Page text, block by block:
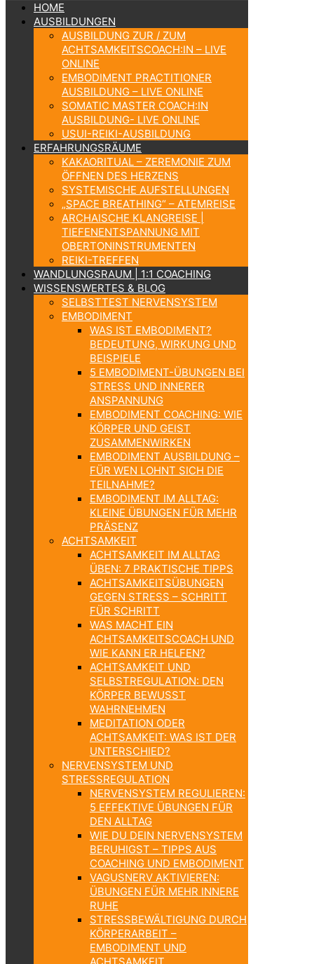
HOME
AUSBILDUNGEN
AUSBILDUNG ZUR / ZUM
ACHTSAMKEITSCOACH:IN – LIVE
ONLINE
EMBODIMENT PRACTITIONER
AUSBILDUNG – LIVE ONLINE
SOMATIC MASTER COACH:IN
AUSBILDUNG- LIVE ONLINE
USUI-REIKI-AUSBILDUNG
ERFAHRUNGSRÄUME
KAKAORITUAL – ZEREMONIE ZUM
ÖFFNEN DES HERZENS
SYSTEMISCHE AUFSTELLUNGEN
„SPACE BREATHING“ – ATEMREISE
ARCHAISCHE KLANGREISE |
TIEFENENTSPANNUNG MIT
OBERTONINSTRUMENTEN
REIKI-TREFFEN
WANDLUNGSRAUM | 1:1 COACHING
WISSENSWERTES & BLOG
SELBSTTEST NERVENSYSTEM
EMBODIMENT
WAS IST EMBODIMENT?
BEDEUTUNG, WIRKUNG UND
BEISPIELE
5 EMBODIMENT-ÜBUNGEN BEI
STRESS UND INNERER
ANSPANNUNG
EMBODIMENT COACHING: WIE
KÖRPER UND GEIST
ZUSAMMENWIRKEN
EMBODIMENT AUSBILDUNG –
FÜR WEN LOHNT SICH DIE
TEILNAHME?
EMBODIMENT IM ALLTAG:
KLEINE ÜBUNGEN FÜR MEHR
PRÄSENZ
ACHTSAMKEIT
ACHTSAMKEIT IM ALLTAG
ÜBEN: 7 PRAKTISCHE TIPPS
ACHTSAMKEITSÜBUNGEN
GEGEN STRESS – SCHRITT
FÜR SCHRITT
WAS MACHT EIN
ACHTSAMKEITSCOACH UND
WIE KANN ER HELFEN?
ACHTSAMKEIT UND
SELBSTREGULATION: DEN
KÖRPER BEWUSST
WAHRNEHMEN
MEDITATION ODER
ACHTSAMKEIT: WAS IST DER
UNTERSCHIED?
NERVENSYSTEM UND
STRESSREGULATION
NERVENSYSTEM REGULIEREN:
5 EFFEKTIVE ÜBUNGEN FÜR
DEN ALLTAG
WIE DU DEIN NERVENSYSTEM
BERUHIGST – TIPPS AUS
COACHING UND EMBODIMENT
VAGUSNERV AKTIVIEREN:
ÜBUNGEN FÜR MEHR INNERE
RUHE
STRESSBEWÄLTIGUNG DURCH
KÖRPERARBEIT –
EMBODIMENT UND